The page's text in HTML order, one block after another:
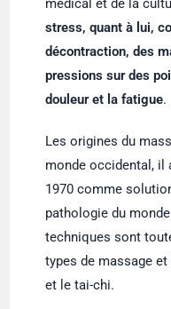
médical et de la
stress, quant à lui,
décontraction, des
pressions sur des
douleur et la fatigue.
Les origines du
monde occidental, il
1970 comme
pathologie du
techniques sont
types de massage
et le tai-chi.